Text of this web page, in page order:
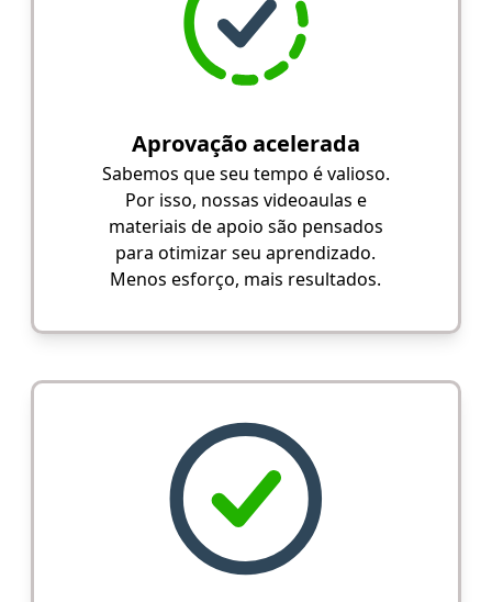
Aprovação acelerada
Sabemos que seu tempo é valioso.
Por isso, nossas videoaulas e
materiais de apoio são pensados
para otimizar seu aprendizado.
Menos esforço, mais resultados.